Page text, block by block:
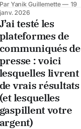
Sur le plan juridique, le
dossier progresse.
conjointe Claire
Lemaître‑Auger ont
investi temps et argent
pour créer un vignoble-
chanteur à
Saint‑Joseph‑du‑Lac.
Ils voulaient allier vin,
musique et art de vivre.
Mais en 2024, leur
projet se heurte à un
mur : la Commission de
Par Yanik Guillemette
19
janv. 2026
J’ai testé les
plateformes de
communiqués de
presse : voici
lesquelles livrent
de vrais résultats
(et lesquelles
gaspillent votre
argent)